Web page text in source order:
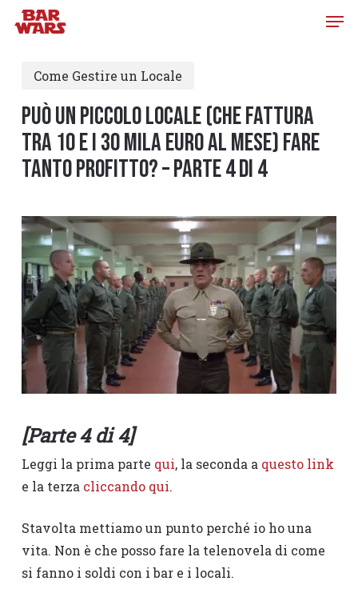
Skip
contentCome Gestire un Locale
PUÒ UN PICCOLO LOCALE (che fattura
tra 10 e i 30 mila euro al mese) FARE
TANTO PROFITTO? – PARTE 4 DI 4
[Parte 4 di 4]
Leggi la prima parte qui, la seconda a questo link
e la terza cliccando qui.
Stavolta mettiamo un punto perché io ho una
vita. Non è che posso fare la telenovela di come
si fanno i soldi con i bar e i locali.